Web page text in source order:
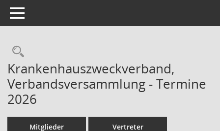
Toggle navigation
Rechercheauswahl
Krankenhauszweckverband,
Verbandsversammlung - Termine
2026
Mitglieder Vertreter